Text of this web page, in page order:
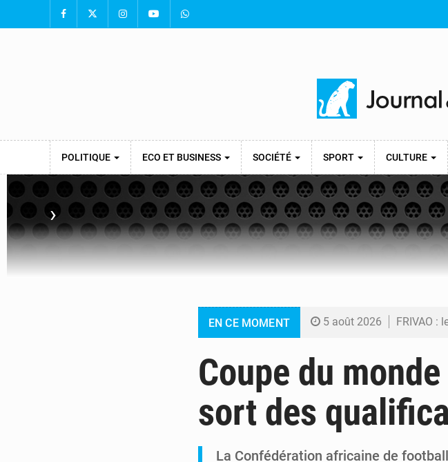
POLITIQUE ECO ET BUSINESS SOCIÉTÉ SPORT CULTURE
›
EN CE MOMENT 5 août 2026 FRIVAO : le
5 août 2026 Génocide,
5 août 2026 Alerte Ebola à
Coupe du
sort des
La Confédération africaine de